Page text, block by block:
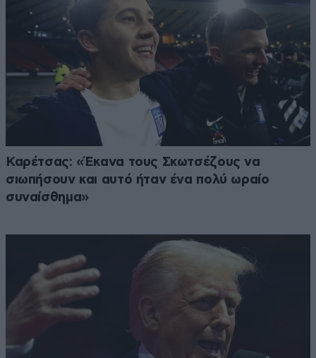
Καρέτσας: «Έκανα τους Σκωτσέζους να
σιωπήσουν και αυτό ήταν ένα πολύ ωραίο
συναίσθημα»